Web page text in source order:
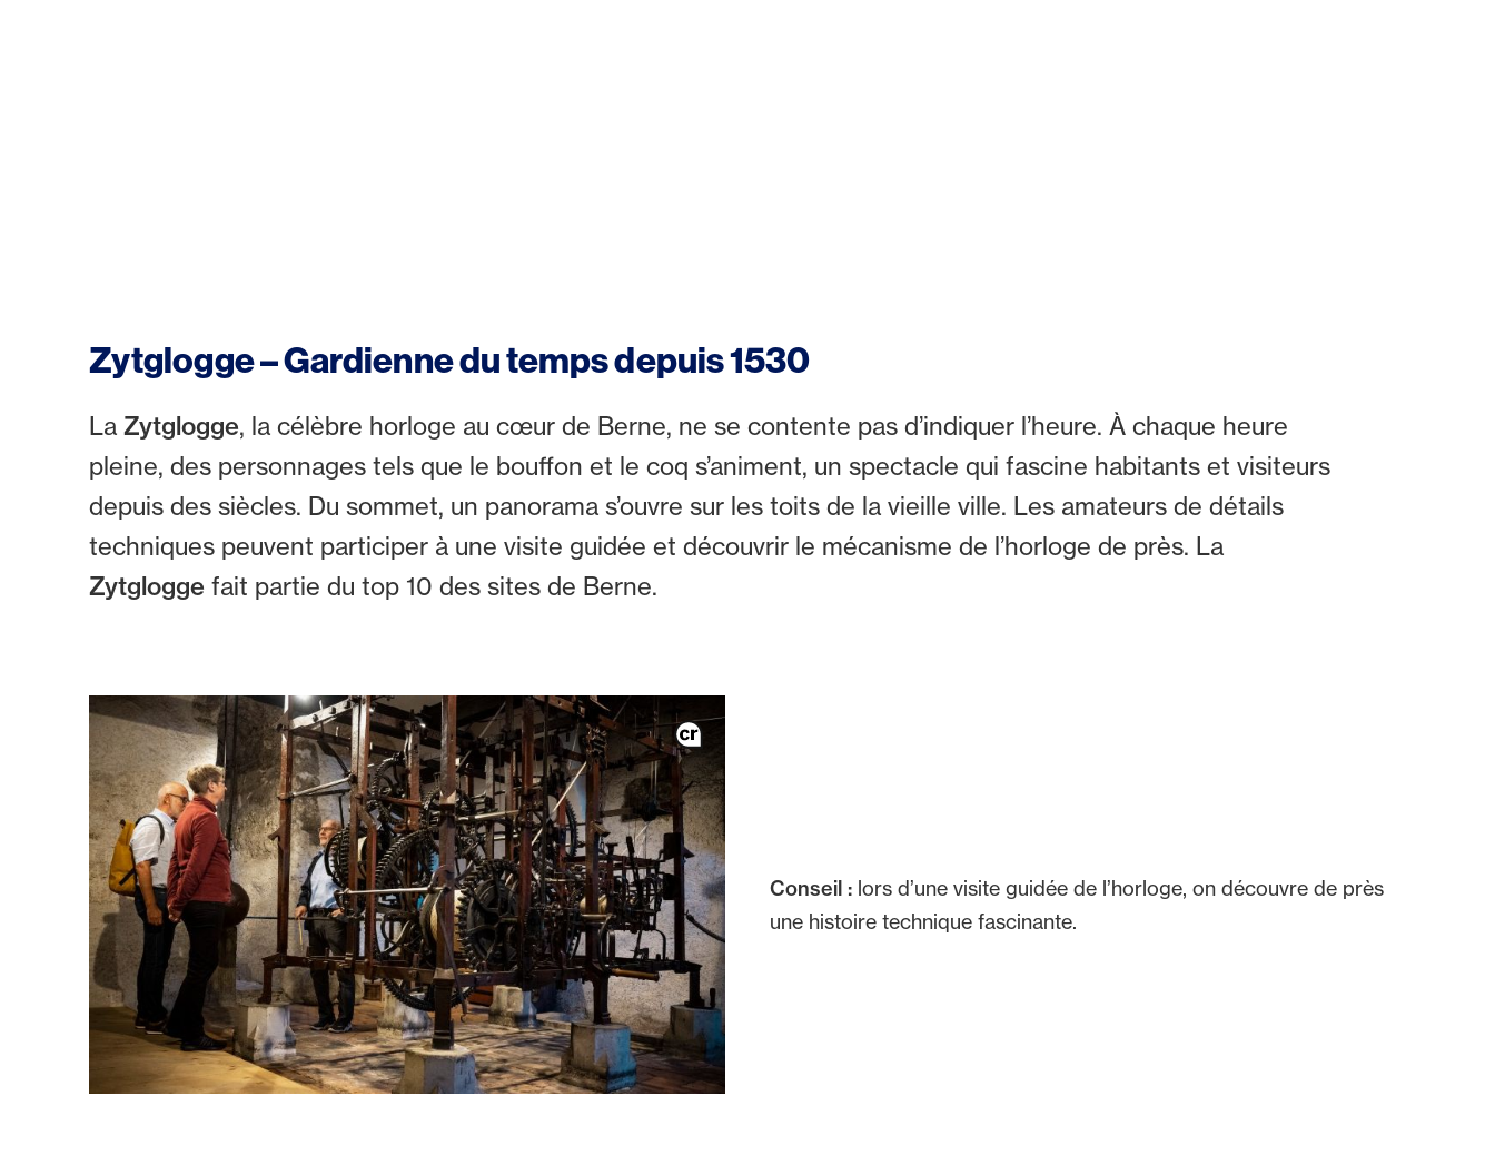
Zytglogge – Gardienne du temps depuis 1530
La Zytglogge, la célèbre horloge au cœur de Berne, ne se contente pas d’indiquer l’heure. À chaque heure
pleine, des personnages tels que le bouffon et le coq s’animent, un spectacle qui fascine habitants et visiteurs
depuis des siècles. Du sommet, un panorama s’ouvre sur les toits de la vieille ville. Les amateurs de détails
techniques peuvent participer à une visite guidée et découvrir le mécanisme de l’horloge de près. La
Zytglogge fait partie du top 10 des sites de Berne.
Conseil : lors d’une visite guidée de l’horloge, on découvre de près
une histoire technique fascinante.